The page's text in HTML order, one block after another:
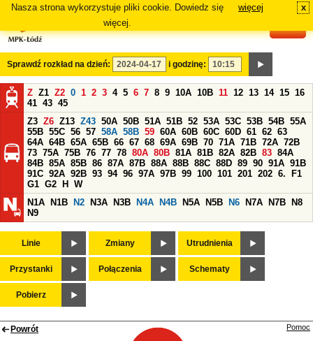
Nasza strona wykorzystuje pliki cookie. Dowiedz się
więcej.
więcej x
Sprawdź rozkład na dzień: i godzinę:
Z Z1 Z2 0 1 2 3 4 5 6 7 8 9 10A 10B 11 12 13 14 15 16
41 43 45
Z3 Z6 Z13 Z43 50A 50B 51A 51B 52 53A 53C 53B 54B 55A
55B 55C 56 57 58A 58B 59 60A 60B 60C 60D 61 62 63
64A 64B 65A 65B 66 67 68 69A 69B 70 71A 71B 72A 72B
73 75A 75B 76 77 78 80A 80B 81A 81B 82A 82B 83 84A
84B 85A 85B 86 87A 87B 88A 88B 88C 88D 89 90 91A 91B
91C 92A 92B 93 94 96 97A 97B 99 100 101 201 202 6.
F1
G1 G2 H
W
N1A
N1B N2 N3A N3B N4A N4B N5A N5B N6 N7A N7B
N8
N9
Linie Zmiany Utrudnienia
Przystanki Połączenia Schematy
Pobierz
Powrót Pomoc